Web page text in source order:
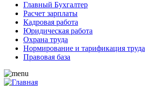
Главный Бухгалтер
Расчет зарплаты
Кадровая работа
Юридическая работа
Охрана труда
Нормирование и тарификация труда
Правовая база